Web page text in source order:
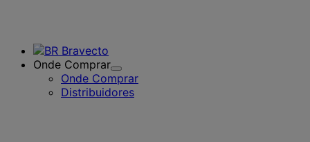
Onde Comprar
Toggle
Submenu
for
Onde Comprar
Distribuidores